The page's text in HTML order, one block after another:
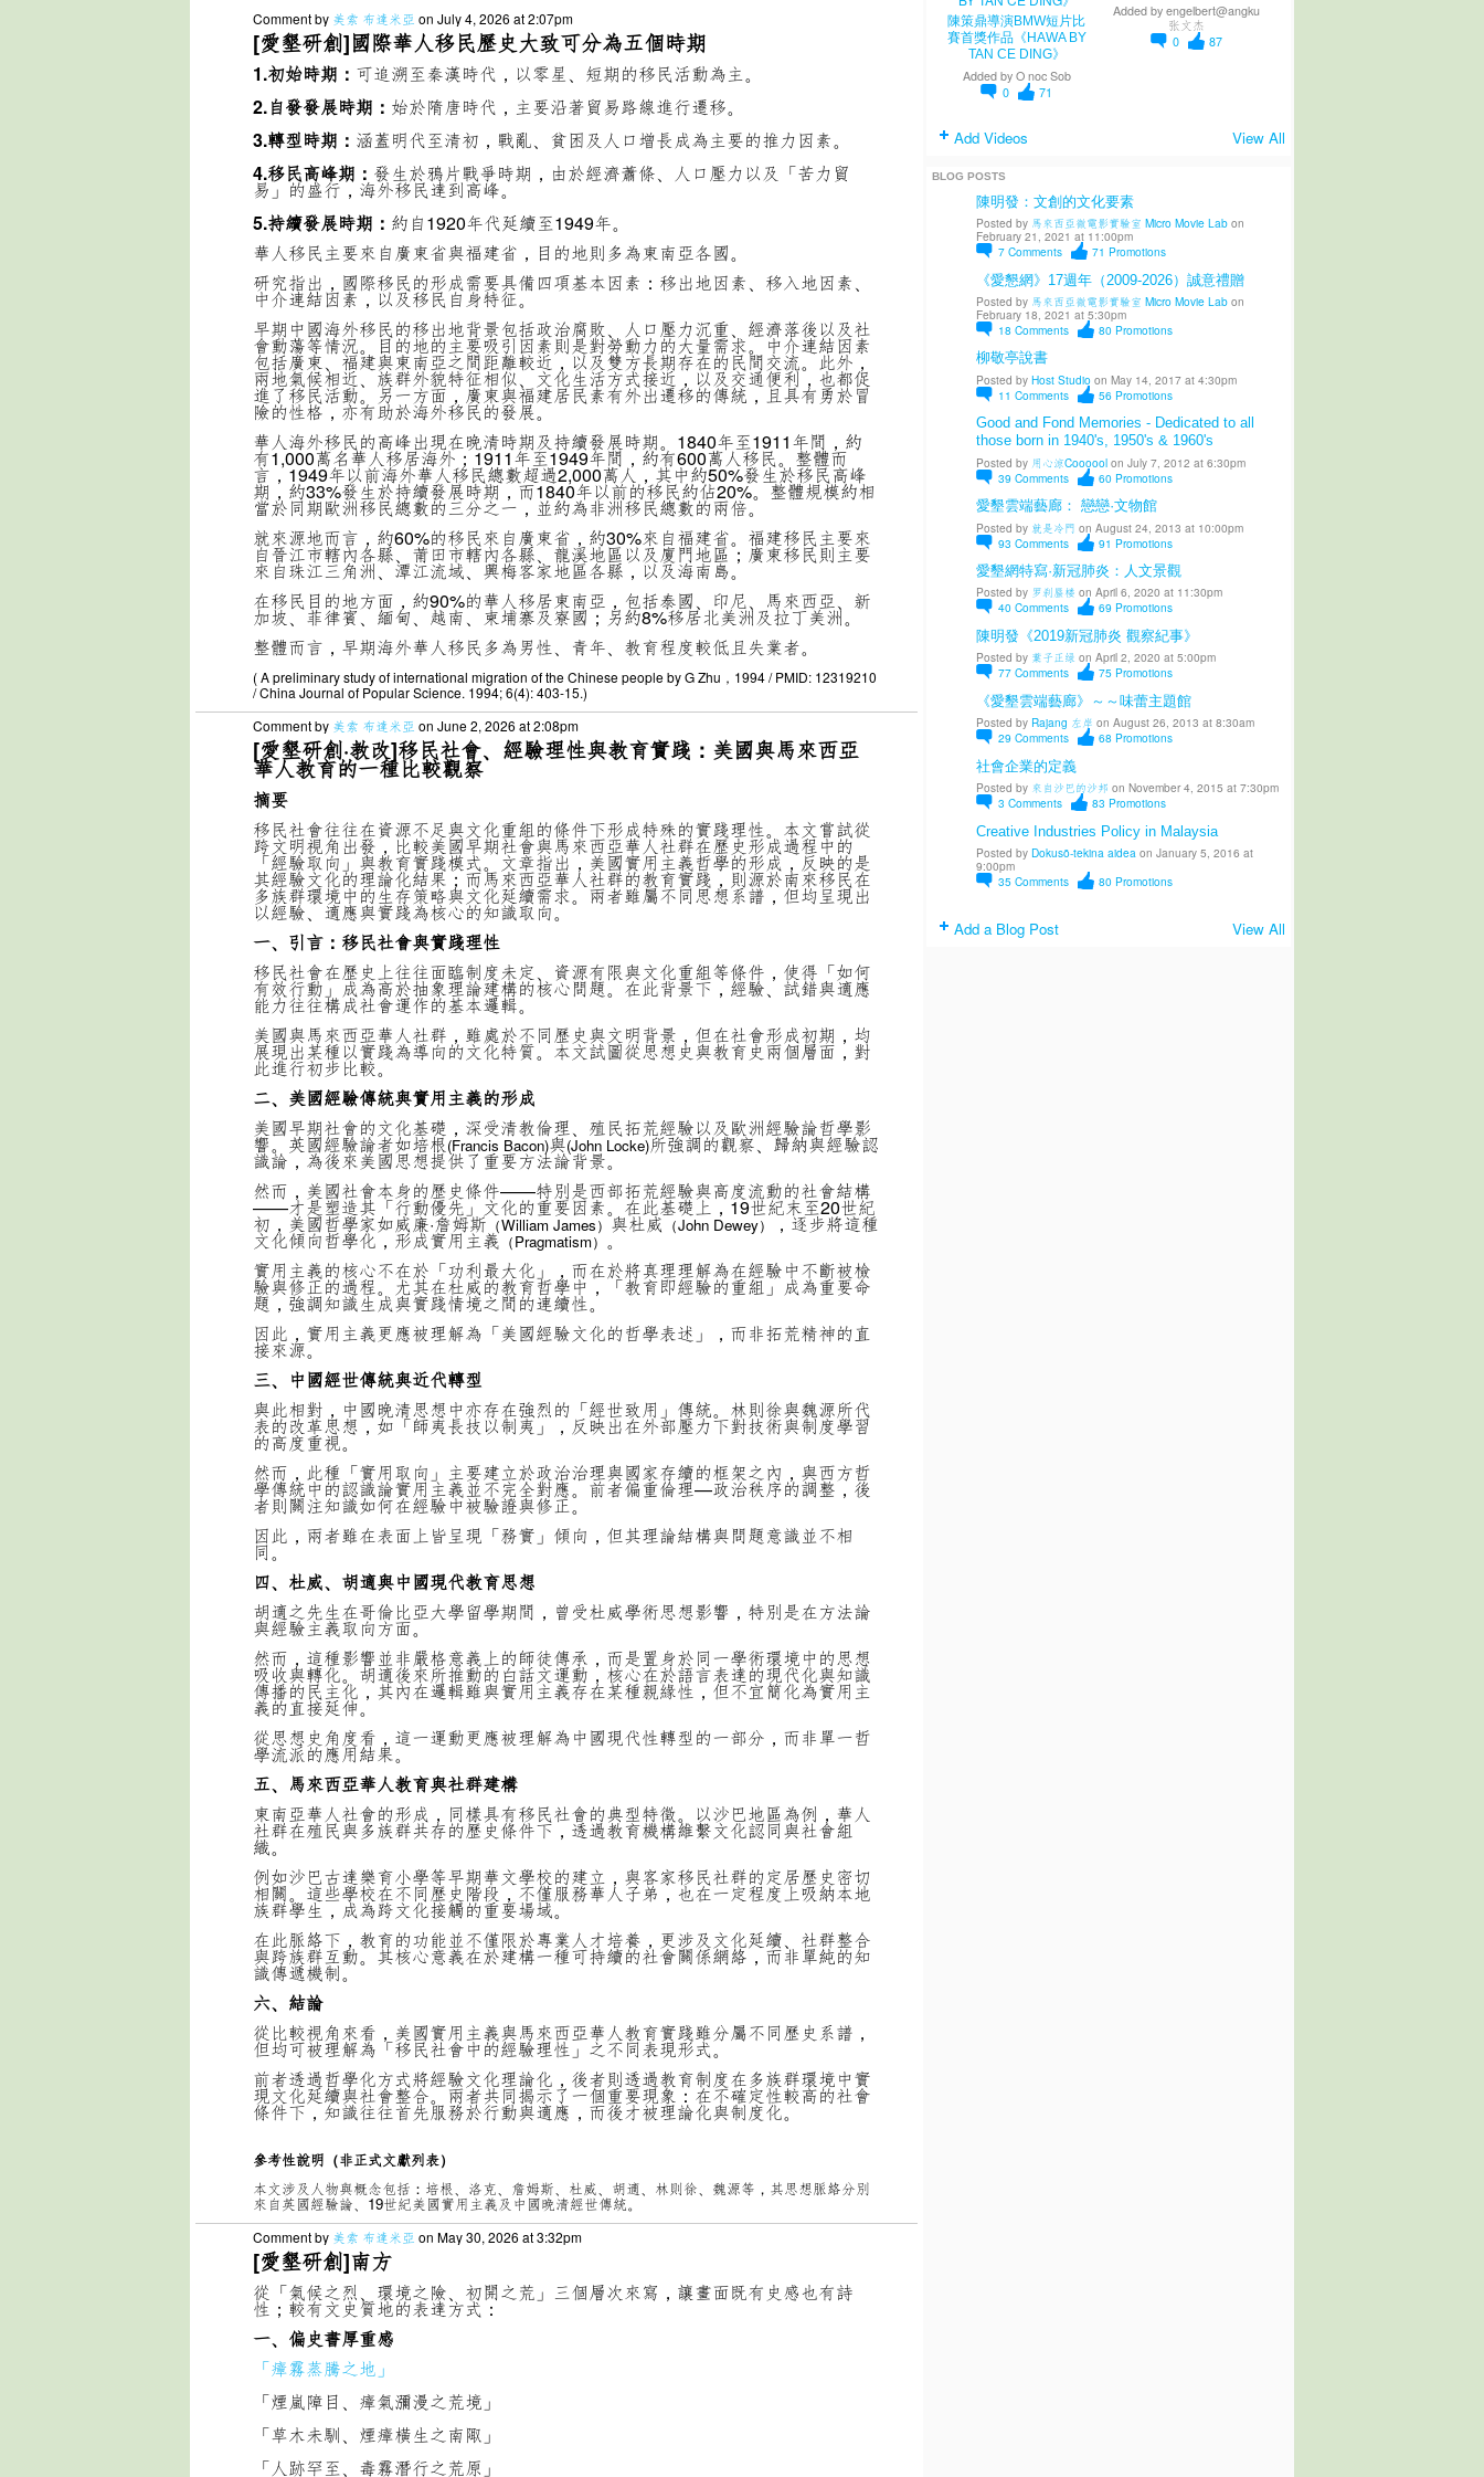
Comment by 美索 布達米亞 on July 4, 2026 at 2:07pm
[愛墾研創]國際華人移民歷史大致可分為五個時期
1.初始時期： 可追溯至秦漢時代，以零星、短期的移民活動為主。
2.自發發展時期： 始於隋唐時代，主要沿著貿易路線進行遷移。
3.轉型時期： 涵蓋明代至清初，戰亂、貧困及人口增長成為主要的推力因素。
4.移民高峰期： 發生於鴉片戰爭時期，由於經濟蕭條、人口壓力以及「苦力貿
易」的盛行，海外移民達到高峰。
5.持續發展時期： 約自1920年代延續至1949年。
華人移民主要來自廣東省與福建省，目的地則多為東南亞各國。
研究指出，國際移民的形成需要具備四項基本因素：移出地因素、移入地因素、
中介連結因素，以及移民自身特征。
早期中國海外移民的移出地背景包括政治腐敗、人口壓力沉重、經濟落後以及社
會動蕩等情況。目的地的主要吸引因素則是對勞動力的大量需求。中介連結因素
包括廣東、福建與東南亞之間距離較近，以及雙方長期存在的民間交流。此外，
兩地氣候相近、族群外貌特征相似、文化生活方式接近，以及交通便利，也都促
進了移民活動。另一方面，廣東與福建居民素有外出遷移的傳統，且具有勇於冒
險的性格，亦有助於海外移民的發展。
華人海外移民的高峰出現在晚清時期及持續發展時期。1840年至1911年間，約
有1,000萬名華人移居海外；1911年至1949年間，約有600萬人移民。整體而
言，1949年以前海外華人移民總數超過2,000萬人，其中約50%發生於移民高峰
期，約33%發生於持續發展時期，而1840年以前的移民約佔20%。整體規模約相
當於同期歐洲移民總數的三分之一，並約為非洲移民總數的兩倍。
就來源地而言，約60%的移民來自廣東省，約30%來自福建省。福建移民主要來
自晉江市轄內各縣、莆田市轄內各縣、龍溪地區以及廈門地區；廣東移民則主要
來自珠江三角洲、潭江流域、興梅客家地區各縣，以及海南島。
在移民目的地方面，約90%的華人移居東南亞，包括泰國、印尼、馬來西亞、新
加坡、菲律賓、緬甸、越南、柬埔寨及寮國；另約8%移居北美洲及拉丁美洲。
整體而言，早期海外華人移民多為男性、青年、教育程度較低且失業者。
( A preliminary study of international migration of the Chinese people by G Zhu，1994 / PMID: 12319210
/ China Journal of Popular Science. 1994; 6(4): 403-15.)
Comment by 美索 布達米亞 on June 2, 2026 at 2:08pm
[愛墾研創·教改]移民社會、經驗理性與教育實踐：美國與馬來西亞
華人教育的一種比較觀察
摘要
移民社會往往在資源不足與文化重組的條件下形成特殊的實踐理性。本文嘗試從
跨文明視角出發，比較美國早期社會與馬來西亞華人社群在歷史形成過程中的
「經驗取向」與教育實踐模式。文章指出，美國實用主義哲學的形成，反映的是
其經驗文化的理論化結果；而馬來西亞華人社群的教育實踐，則源於南來移民在
多族群環境中的生存策略與文化延續需求。兩者雖屬不同思想系譜，但均呈現出
以經驗、適應與實踐為核心的知識取向。
一、引言：移民社會與實踐理性
移民社會在歷史上往往面臨制度未定、資源有限與文化重組等條件，使得「如何
有效行動」成為高於抽象理論建構的核心問題。在此背景下，經驗、試錯與適應
能力往往構成社會運作的基本邏輯。
美國與馬來西亞華人社群，雖處於不同歷史與文明背景，但在社會形成初期，均
展現出某種以實踐為導向的文化特質。本文試圖從思想史與教育史兩個層面，對
此進行初步比較。
二、美國經驗傳統與實用主義的形成
美國早期社會的文化基礎，深受清教倫理、殖民拓荒經驗以及歐洲經驗論哲學影
響。英國經驗論者如培根(Francis Bacon)與(John Locke)所強調的觀察、歸納與經驗認
識論，為後來美國思想提供了重要方法論背景。
然而，美國社會本身的歷史條件——特別是西部拓荒經驗與高度流動的社會結構
——才是塑造其「行動優先」文化的重要因素。在此基礎上，19世紀末至20世紀
初，美國哲學家如威廉·詹姆斯 （William James） 與杜威 （John Dewey） ，逐步將這種
文化傾向哲學化，形成實用主義 （Pragmatism） 。
實用主義的核心不在於「功利最大化」，而在於將真理理解為在經驗中不斷被檢
驗與修正的過程。尤其在杜威的教育哲學中，「教育即經驗的重組」成為重要命
題，強調知識生成與實踐情境之間的連續性。
因此，實用主義更應被理解為「美國經驗文化的哲學表述」，而非拓荒精神的直
接來源。
三、中國經世傳統與近代轉型
與此相對，中國晚清思想中亦存在強烈的「經世致用」傳統。林則徐與魏源所代
表的改革思想，如「師夷長技以制夷」，反映出在外部壓力下對技術與制度學習
的高度重視。
然而，此種「實用取向」主要建立於政治治理與國家存續的框架之內，與西方哲
學傳統中的認識論實用主義並不完全對應。前者偏重倫理—政治秩序的調整，後
者則關注知識如何在經驗中被驗證與修正。
因此，兩者雖在表面上皆呈現「務實」傾向，但其理論結構與問題意識並不相
同。
四、杜威、胡適與中國現代教育思想
胡適之先生在哥倫比亞大學留學期間，曾受杜威學術思想影響，特別是在方法論
與經驗主義取向方面。
然而，這種影響並非嚴格意義上的師徒傳承，而是置身於同一學術環境中的思想
吸收與轉化。胡適後來所推動的白話文運動，核心在於語言表達的現代化與知識
傳播的民主化，其內在邏輯雖與實用主義存在某種親緣性，但不宜簡化為實用主
義的直接延伸。
從思想史角度看，這一運動更應被理解為中國現代性轉型的一部分，而非單一哲
學流派的應用結果。
五、馬來西亞華人教育與社群建構
東南亞華人社會的形成，同樣具有移民社會的典型特徵。以沙巴地區為例，華人
社群在殖民與多族群共存的歷史條件下，透過教育機構維繫文化認同與社會組
織。
例如沙巴古達樂育小學等早期華文學校的建立，與客家移民社群的定居歷史密切
相關。這些學校在不同歷史階段，不僅服務華人子弟，也在一定程度上吸納本地
族群學生，成為跨文化接觸的重要場域。
在此脈絡下，教育的功能並不僅限於專業人才培養，更涉及文化延續、社群整合
與跨族群互動。其核心意義在於建構一種可持續的社會關係網絡，而非單純的知
識傳遞機制。
六、結論
從比較視角來看，美國實用主義與馬來西亞華人教育實踐雖分屬不同歷史系譜，
但均可被理解為「移民社會中的經驗理性」之不同表現形式。
前者透過哲學化方式將經驗文化理論化，後者則透過教育制度在多族群環境中實
現文化延續與社會整合。兩者共同揭示了一個重要現象：在不確定性較高的社會
條件下，知識往往首先服務於行動與適應，而後才被理論化與制度化。
參考性說明（非正式文獻列表）
本文涉及人物與概念包括：培根、洛克、詹姆斯、杜威、胡適、林則徐、魏源等，其思想脈絡分別
來自英國經驗論、19世紀美國實用主義及中國晚清經世傳統。
Comment by 美索 布達米亞 on May 30, 2026 at 3:32pm
[愛墾研創]南方
從「氣候之烈、環境之險、初開之荒」三個層次來寫，讓畫面既有史感也有詩
性；較有文史質地的表達方式：
一、偏史書厚重感
「瘴霧蒸騰之地」
「煙嵐障目、瘴氣瀰漫之荒境」
「草木未馴、煙瘴橫生之南陬」
「人跡罕至、毒霧潛行之荒原」
陳策鼎導演BMW短片比
賽首獎作品《HAWA BY
TAN CE DING》
Added by O noc Sob
0
71
Added byengelbert@angku
张文杰
0
87
Add Videos View All
BLOG POSTS
陳明發：文創的文化要素
Posted by 馬來西亞微電影實驗室 Micro Movie Labon
February 21, 2021 at 11:00pm
7 Comments 71 Promotions
《愛懇網》17週年（2009-2026）誠意禮贈
Posted by 馬來西亞微電影實驗室 Micro Movie Labon
February 18, 2021 at 5:30pm
18 Comments 80 Promotions
柳敬亭說書
Posted by Host Studioon May 14, 2017 at 4:30pm
11 Comments 56 Promotions
Good and Fond Memories - Dedicated to all
those born in 1940's, 1950's & 1960's
Posted by 用心涼Cooooolon July 7, 2012 at 6:30pm
39 Comments 60 Promotions
愛墾雲端藝廊： 戀戀·文物館
Posted by 就是冷門 on August 24, 2013 at 10:00pm
93 Comments 91 Promotions
愛墾網特寫·新冠肺炎：人文景觀
Posted by 罗刹蜃楼 on April 6, 2020 at 11:30pm
40 Comments 69 Promotions
陳明發《2019新冠肺炎 觀察紀事》
Posted by 葉子正绿 on April 2, 2020 at 5:00pm
77 Comments 75 Promotions
《愛墾雲端藝廊》～～味蕾主題館
Posted by Rajang 左岸 on August 26, 2013 at 8:30am
29 Comments 68 Promotions
社會企業的定義
Posted by 來自沙巴的沙邦 on November 4, 2015 at 7:30pm
3 Comments 83 Promotions
Creative Industries Policy in Malaysia
Posted by Dokusō-tekina aideaon January 5, 2016 at
9:00pm
35 Comments 80 Promotions
Add a Blog Post View All